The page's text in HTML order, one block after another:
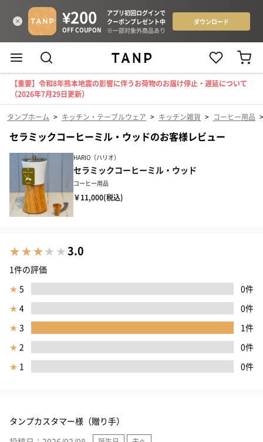
【重要】令和8年熊本地震の影響に伴うお荷物のお届け停止・遅延について
（2026年7月29日更新）
タンプホーム > キッチン・テーブルウェア > キッチン雑貨 > コーヒー用品
セラミックコーヒーミル・ウッドのお客様レビュー
HARIO（ハリオ）
セラミックコーヒーミル・ウッド
コーヒー用品
￥11,000(税込)
3.0
1件の評価
★ 5
0件
★ 4
0件
★ 3
1件
★ 2
0件
★ 1 0件